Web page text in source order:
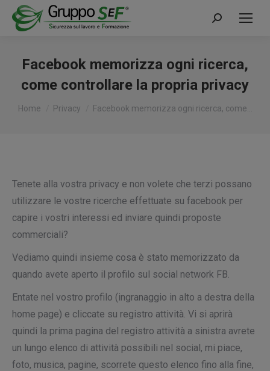
Cerca:
Facebook memorizza ogni ricerca,
come controllare la propria privacy
Tu sei qui:
Home Privacy Facebook memorizza ogni ricerca, come…
Tenete alla vostra privacy e non volete che terzi possano
utilizzare le vostre ricerche effettuate su facebook per
capire i vostri interessi ed inviare quindi proposte
commerciali?
Vediamo quindi insieme cosa è stato memorizzato da
quando avete aperto il profilo sul social network FB.
Entate nel vostro profilo (ingranaggio in alto a destra della
home page) e cliccate su registro attività. Vi si aprirà
quindi la prima pagina del registro attività a sinistra avrete
un lungo elenco di attività possibili nel social, mi piace,
foto, musica, pagine, scorrete questo elenco fino alla fine,